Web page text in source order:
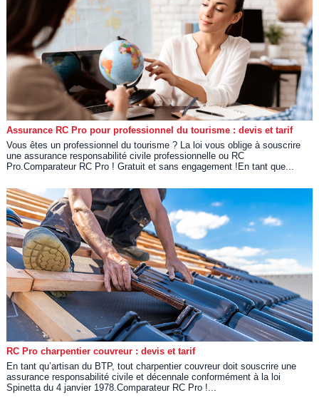
Assurance RC Pro pour professionnel du tourisme : devis et tarif
Vous êtes un professionnel du tourisme ? La loi vous oblige à souscrire
une assurance responsabilité civile professionnelle ou RC
Pro.Comparateur RC Pro ! Gratuit et sans engagement !En tant que...
RC Pro charpentier couvreur : devis et tarif
En tant qu’artisan du BTP, tout charpentier couvreur doit souscrire une
assurance responsabilité civile et décennale conformément à la loi
Spinetta du 4 janvier 1978.Comparateur RC Pro !...